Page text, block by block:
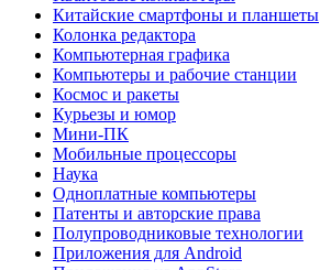
Китайские смартфоны и планшеты
Колонка редактора
Компьютерная графика
Компьютеры и рабочие станции
Космос и ракеты
Курьезы и юмор
Мини-ПК
Мобильные процессоры
Наука
Одноплатные компьютеры
Патенты и авторские права
Полупроводниковые технологии
Приложения для Android